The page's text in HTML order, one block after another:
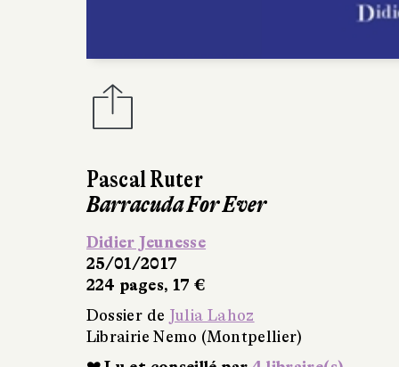
Pascal Ruter
Barracuda For Ever
Didier Jeunesse
25/01/2017
224 pages, 17 €
Dossier deJulia Lahoz
Librairie Nemo (Montpellier)